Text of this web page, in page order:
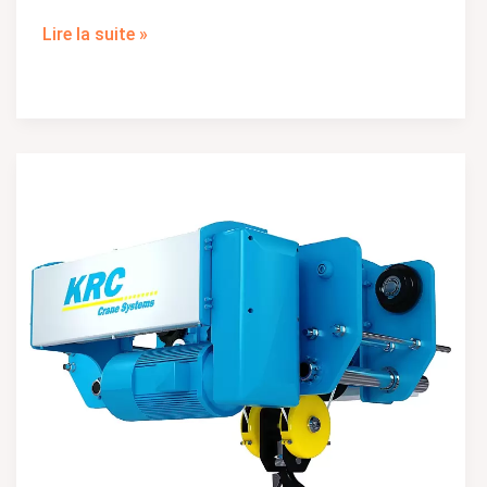
Lire la suite »
d'un
palan
électrique
à
câble